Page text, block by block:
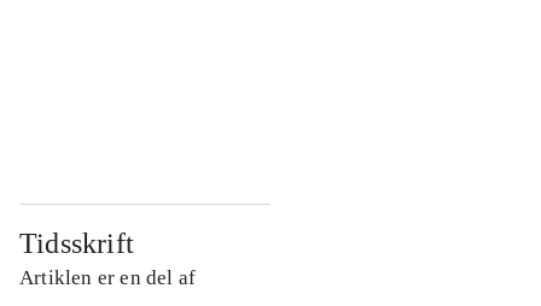
Tidsskrift
Artiklen er en del af